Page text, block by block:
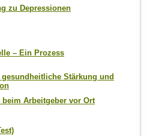
zu Depressionen
– Ein Prozess
Stärkung und
beim Arbeitgeber vor Ort